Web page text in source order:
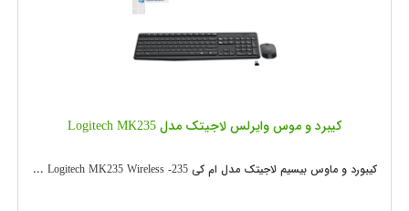
کیبرد و موس وایرلس لاجیتک مدل Logitech MK235
کیبورد و ماوس بیسیم لاجیتک مدل ام کی 235- Logitech MK235 Wireless ...